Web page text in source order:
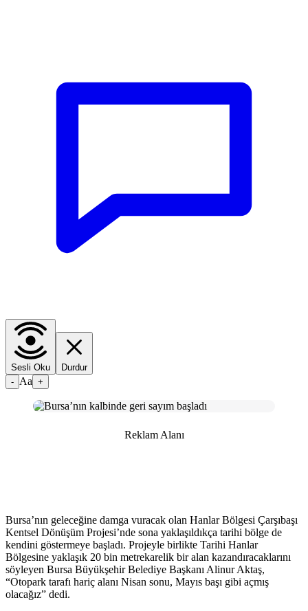
Sesli Oku
Durdur
- Aa +
Reklam Alanı
Bursa’nın geleceğine damga vuracak olan Hanlar Bölgesi Çarşıbaşı
Kentsel Dönüşüm Projesi’nde sona yaklaşıldıkça tarihi bölge de
kendini göstermeye başladı. Projeyle birlikte Tarihi Hanlar
Bölgesine yaklaşık 20 bin metrekarelik bir alan kazandıracaklarını
söyleyen Bursa Büyükşehir Belediye Başkanı Alinur Aktaş,
“Otopark tarafı hariç alanı Nisan sonu, Mayıs başı gibi açmış
olacağız” dedi.